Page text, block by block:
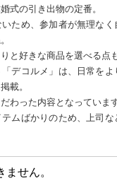
式の引き出物の定番。
ため、参加者が無理な
と好きな商品を選べる点
デコルメ」は、日常を
載。
わった内容となっています
ムばかりのため、上司